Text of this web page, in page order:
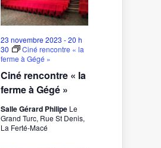
Ciné rencontre « la
ferme à Gégé »
23 novembre 2023 - 20 h
30
Ciné rencontre « la
ferme à Gégé »
Salle Gérard Philipe Le
Grand Turc, Rue St Denis,
La Ferté-Macé